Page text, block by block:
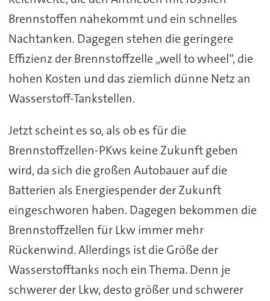
Brennstoffen nahekommt und ein schnelles
Nachtanken. Dagegen stehen die geringere
Effizienz der Brennstoffzelle „well to wheel“, die
hohen Kosten und das ziemlich dünne Netz an
Wasserstoff-Tankstellen.
Jetzt scheint es so, als ob es für die
Brennstoffzellen-PKws keine Zukunft geben
wird, da sich die großen Autobauer auf die
Batterien als Energiespender der Zukunft
eingeschworen haben. Dagegen bekommen die
Brennstoffzellen für Lkw immer mehr
Rückenwind. Allerdings ist die Größe der
Wasserstofftanks noch ein Thema. Denn je
schwerer der Lkw, desto größer und schwerer